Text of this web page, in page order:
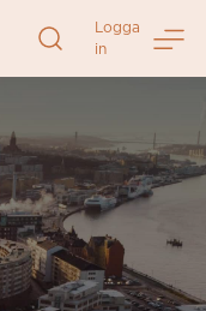
Logga
in